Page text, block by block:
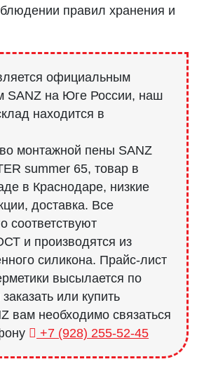
правил хранения и
официальным
SANZ на Юге России, наш
находится в
монтажной пены SANZ
summer 65, товар в
в Краснодаре, низкие
доставка. Все
соответствуют
и производятся из
силикона. Прайс-лист
высылается по
или купить
вам необходимо связаться
+7 (928) 255-52-45